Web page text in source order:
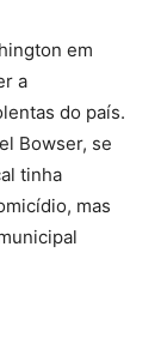
em
a
do país.
Bowser, se
tinha
mas